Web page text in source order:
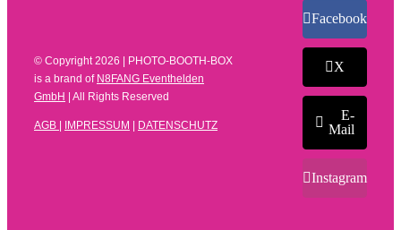
© Copyright2026 | PHOTO-BOOTH-BOX
is a brand of N8FANG Eventhelden
GmbH
| All Rights Reserved
AGB IMPRESSUM DATENSCHUTZ
Facebook
X
E-
Mail
Instagram